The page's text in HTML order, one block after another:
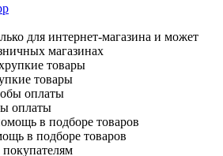
для интернет-магазина и может
магазинах
товары
оплаты
в подборе товаров